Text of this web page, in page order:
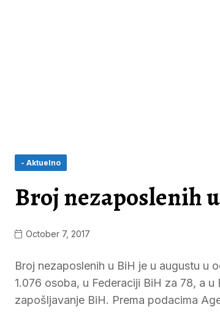
- Aktuelno
Broj nezaposlenih
October 7, 2017
Broj nezaposlenih u BiH je u augustu u
1.076 osoba, u Federaciji BiH za 78, a
zapošljavanje BiH. Prema podacima